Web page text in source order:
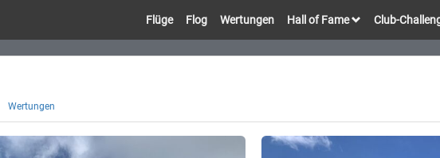
Flüge Flog Wertungen Hall of Fame Club-
Wertungen